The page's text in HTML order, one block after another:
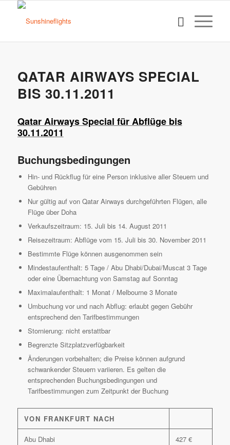
QATAR AIRWAYS SPECIAL
BIS 30.11.2011
Qatar Airways Special für Abflüge bis
30.11.2011
Buchungsbedingungen
Hin- und Rückflug für eine Person inklusive aller Steuern und
Gebühren
Nur gültig auf von Qatar Airways durchgeführten Flügen, alle
Flüge über Doha
Verkaufszeitraum: 15. Juli bis 14. August 2011
Reisezeitraum: Abflüge vom 15. Juli bis 30. November 2011
Bestimmte Flüge können ausgenommen sein
Mindestaufenthalt: 5 Tage / Abu Dhabi/Dubai/Muscat 3 Tage
oder eine Übernachtung von Samstag auf Sonntag
Maximalaufenthalt: 1 Monat / Melbourne 3 Monate
Umbuchung vor und nach Abflug: erlaubt gegen Gebühr
entsprechend den Tarifbestimmungen
Stornierung: nicht erstattbar
Begrenzte Sitzplatzverfügbarkeit
Änderungen vorbehalten; die Preise können aufgrund
schwankender Steuern variieren. Es gelten die
entsprechenden Buchungsbedingungen und
Tarifbestimmungen zum Zeitpunkt der Buchung
VON FRANKFURT NACH
Abu Dhabi 427 €